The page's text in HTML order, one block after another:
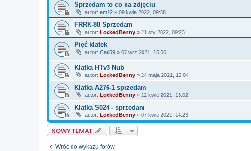
Sprzedam to co na zdjęciu
autor: em22 » 09 kwie 2022, 09:58
FRRK-88 Sprzedam
autor: LockedBenny » 21 sty 2022, 09:23
Pięć klatek
autor: Carl59 » 07 wrz 2021, 15:06
Klatka HTv3 Nub
autor: LockedBenny » 24 maja 2021, 15:04
Klatka A276-1 sprzedam
autor: LockedBenny » 12 kwie 2021, 13:02
Klatka S024 - sprzedam
autor: LockedBenny » 07 kwie 2021, 14:23
NOWY TEMAT
Wróć do wykazu forów